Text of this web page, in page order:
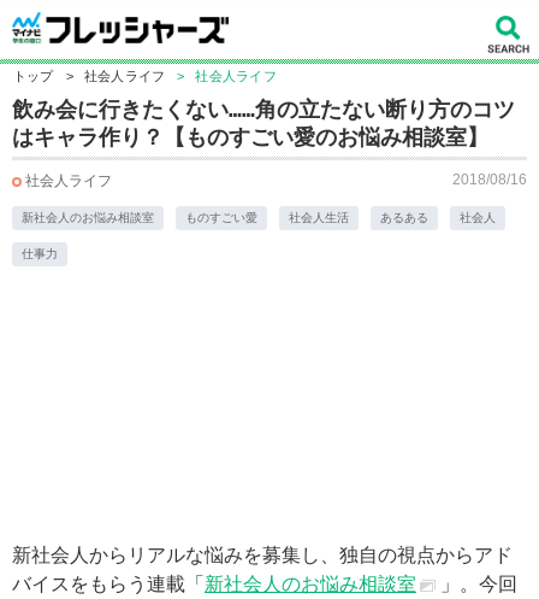
トップ > 社会人ライフ > 社会人ライフ
飲み会に行きたくない……角の立たない断り方のコツ
はキャラ作り？【ものすごい愛のお悩み相談室】
社会人ライフ 2018/08/16
新社会人のお悩み相談室 ものすごい愛 社会人生活 あるある 社会人
仕事力
新社会人からリアルな悩みを募集し、独自の視点からアド
バイスをもらう連載「 新社会人のお悩み相談室
」。今回